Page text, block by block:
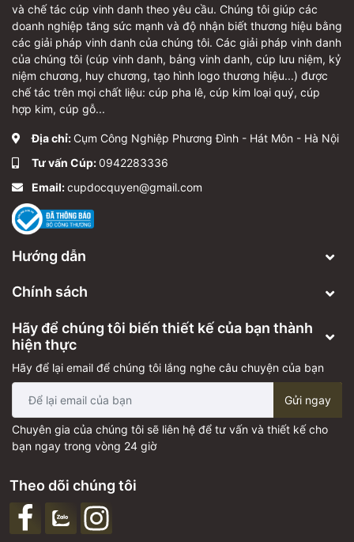
và chế tác cúp vinh danh theo yêu cầu. Chúng tôi giúp các
doanh nghiệp tăng sức mạnh và độ nhận biết thương hiệu bằng
các giải pháp vinh danh của chúng tôi. Các giải pháp vinh danh
của chúng tôi (cúp vinh danh, bảng vinh danh, cúp lưu niệm, kỷ
niệm chương, huy chương, tạo hình logo thương hiệu...) được
chế tác trên mọi chất liệu: cúp pha lê, cúp kim loại quý, cúp
hợp kim, cúp gỗ...
Địa chỉ: Cụm Công Nghiệp Phương Đình - Hát Môn - Hà Nội
Tư vấn Cúp:0942283336
Email:cupdocquyen@gmail.com
Hướng dẫn
Chính sách
Hãy để chúng tôi biến thiết kế của bạn thành
hiện thực
Hãy để lại email để chúng tôi lắng nghe câu chuyện của bạn
Gửi ngay
Chuyên gia của chúng tôi sẽ liên hệ để tư vấn và thiết kế cho
bạn ngay trong vòng 24 giờ
Theo dõi chúng tôi